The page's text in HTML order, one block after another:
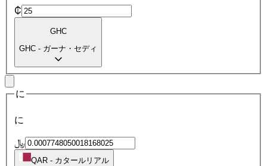
₵
GHC
GHC - ガーナ・セディ
に
に
﷼
QAR - カタールリアル